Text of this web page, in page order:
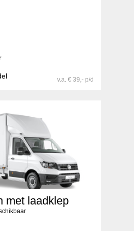
v.a. € 39,- p/d
met laadklep